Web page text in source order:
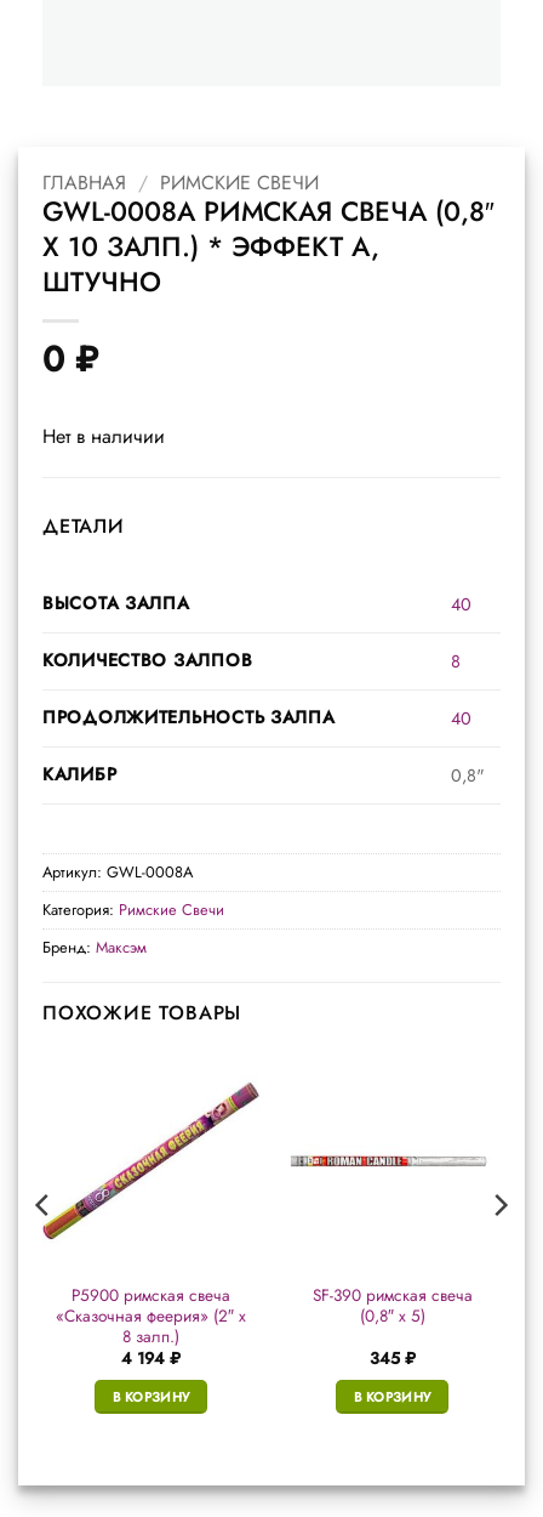
ГЛАВНАЯ / РИМСКИЕ СВЕЧИ
GWL-0008A РИМСКАЯ СВЕЧА (0,8″
Х 10 ЗАЛП.) * ЭФФЕКТ A,
ШТУЧНО
0 ₽
Нет в наличии
ДЕТАЛИ
ВЫСОТА ЗАЛПА 40
КОЛИЧЕСТВО ЗАЛПОВ 8
ПРОДОЛЖИТЕЛЬНОСТЬ ЗАЛПА 40
КАЛИБР 0,8"
Артикул: GWL-0008A
Категория: Римские Свечи
Бренд: Максэм
ПОХОЖИЕ ТОВАРЫ
Р5900 римская свеча
«Сказочная феерия» (2″ х
8 залп.)
4 194 ₽
В КОРЗИНУ
SF-390 римская свеча
(0,8″ х 5)
345 ₽
В КОРЗИНУ